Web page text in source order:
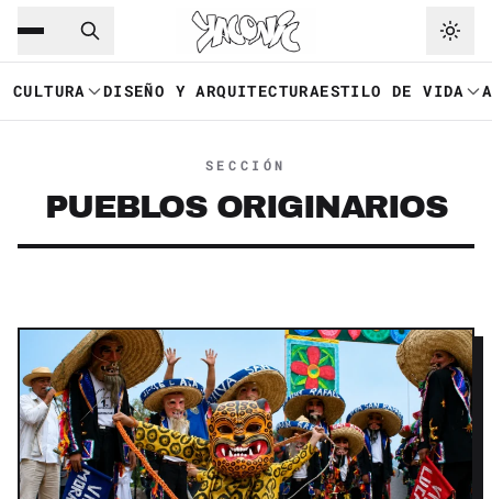
Saltar al contenido principal
CULTURA DISEÑO Y ARQUITECTURAESTILO DE VIDA
SECCIÓN
PUEBLOS ORIGINARIOS